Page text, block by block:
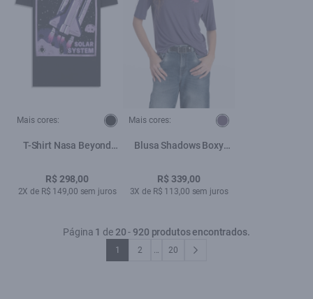
Mais cores:
T-Shirt Nasa Beyond
R$ 298,00
2X de R$ 149,00 sem juros
Mais cores:
Blusa Shadows Boxy
R$ 339,00
3X de R$ 113,00 sem juros
Página 1 de 20- 920 produtos encontrados.
1 2 20